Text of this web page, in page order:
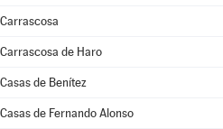
Carrascosa
Carrascosa de Haro
Casas de Benítez
Casas de Fernando Alonso